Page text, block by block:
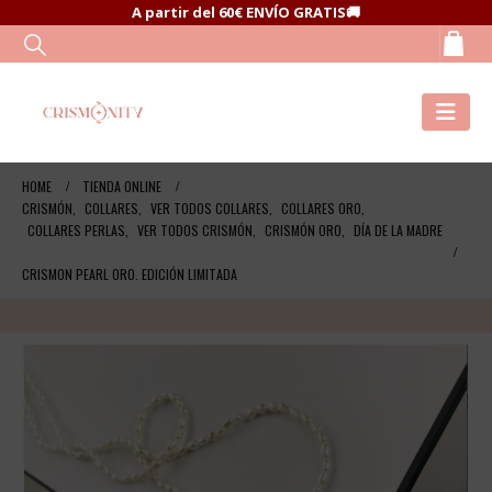
A partir del 60€ ENVÍO GRATIS🚚
HOME
TIENDA ONLINE
CRISMÓN
COLLARES VER TODOS COLLARES COLLARES ORO
COLLARES PERLAS
VER TODOS CRISMÓN CRISMÓN ORO DÍA DE LA MADRE
CRISMON PEARL ORO. EDICIÓN LIMITADA